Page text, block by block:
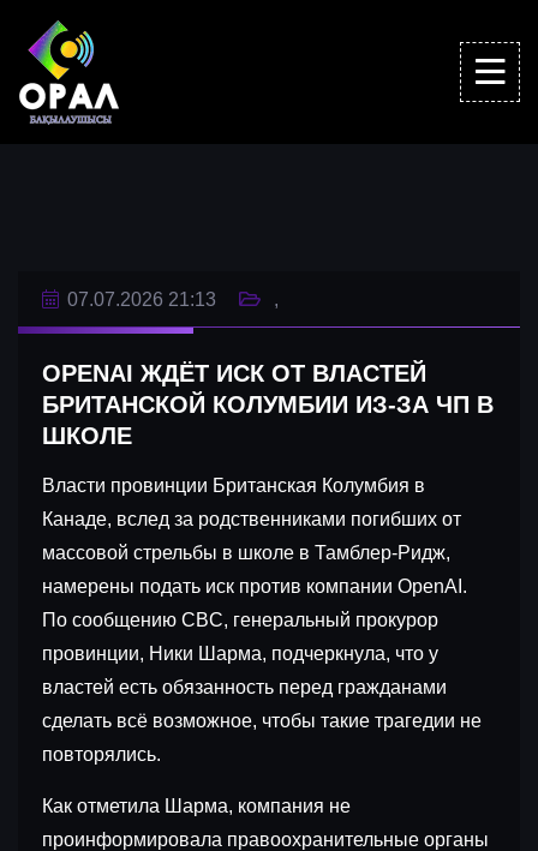
07.07.2026 21:13
OPENAI ЖДЁТ ИСК ОТ ВЛАСТЕЙ
БРИТАНСКОЙ КОЛУМБИИ ИЗ-ЗА ЧП В
ШКОЛЕ
Власти провинции Британская Колумбия в
Канаде, вслед за родственниками погибших от
массовой стрельбы в школе в Тамблер-Ридж,
намерены подать иск против компании OpenAI.
По сообщению CBC, генеральный прокурор
провинции, Ники Шарма, подчеркнула, что у
властей есть обязанность перед гражданами
сделать всё возможное, чтобы такие трагедии не
повторялись.
Как отметила Шарма, компания не
проинформировала правоохранительные органы